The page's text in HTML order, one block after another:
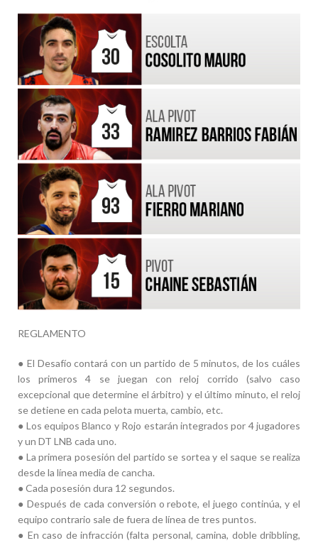
REGLAMENTO
● El Desafío contará con un partido de 5 minutos, de los cuáles
los primeros 4 se juegan con reloj corrido (salvo caso
excepcional que determine el árbitro) y el último minuto, el reloj
se detiene en cada pelota muerta, cambio, etc.
● Los equipos Blanco y Rojo estarán integrados por 4 jugadores
y un DT LNB cada uno.
● La primera posesión del partido se sortea y el saque se realiza
desde la línea media de cancha.
● Cada posesión dura 12 segundos.
● Después de cada conversión o rebote, el juego continúa, y el
equipo contrario sale de fuera de línea de tres puntos.
● En caso de infracción (falta personal, camina, doble dribbling,